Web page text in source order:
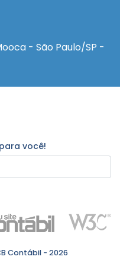
- São Paulo/SP -
você!
Contábil - 2026